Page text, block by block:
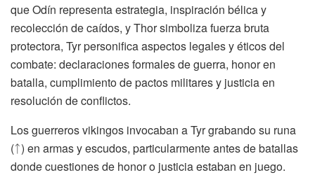
que Odín representa estrategia, inspiración bélica y
recolección de caídos, y Thor simboliza fuerza bruta
protectora, Tyr personifica aspectos legales y éticos del
combate: declaraciones formales de guerra, honor en
batalla, cumplimiento de pactos militares y justicia en
resolución de conflictos.
Los guerreros vikingos invocaban a Tyr grabando su runa
(ᛏ) en armas y escudos, particularmente antes de batallas
donde cuestiones de honor o justicia estaban en juego.